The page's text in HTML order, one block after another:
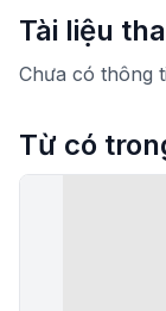
Tài liệu
Chưa có thông
Từ có